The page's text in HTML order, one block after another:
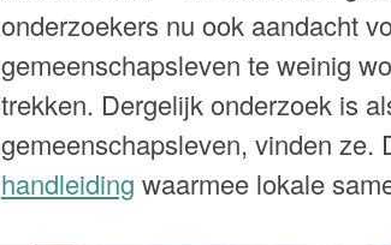
onderzoekers nu ook aandacht
gemeenschapsleven te weinig
trekken. Dergelijk onderzoek is
gemeenschapsleven, vinden ze.
handleiding waarmee lokale